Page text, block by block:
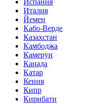
Италия
Йемен
Кабо-Верде
Казахстан
Камбоджа
Камерун
Канада
Катар
Кения
Кипр
Кирибати